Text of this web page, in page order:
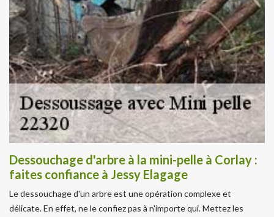
Dessouchage d'arbre à la mini-pelle à Corlay :
faites confiance à Jessy Elagage
Le dessouchage d'un arbre est une opération complexe et
délicate. En effet, ne le confiez pas à n'importe qui. Mettez les